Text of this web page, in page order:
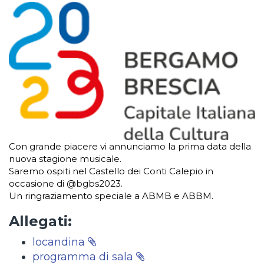
Con grande piacere vi annunciamo la prima data della
nuova stagione musicale.
Saremo ospiti nel Castello dei Conti Calepio in
occasione di @bgbs2023.
Un ringraziamento speciale a ABMB e ABBM.
Allegati:
locandina
programma di sala